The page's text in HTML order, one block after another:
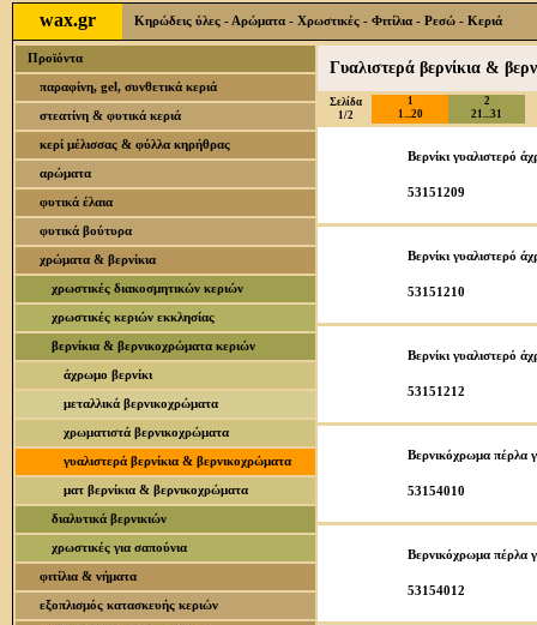
wax.gr Κηρώδεις ύλες - Αρώματα - Χρωστικές - Φιτίλια - Ρεσώ - Κεριά
Προϊόντα
παραφίνη, gel, συνθετικά κεριά
στεατίνη & φυτικά κεριά
κερί μέλισσας & φύλλα κηρήθρας
αρώματα
φυτικά έλαια
φυτικά βούτυρα
χρώματα & βερνίκια
χρωστικές διακοσμητικών κεριών
χρωστικές κεριών εκκλησίας
βερνίκια & βερνικοχρώματα κεριών
άχρωμο βερνίκι
μεταλλικά βερνικοχρώματα
χρωματιστά βερνικοχρώματα
γυαλιστερά βερνίκια & βερνικοχρώματα
ματ βερνίκια & βερνικοχρώματα
διαλυτικά βερνικιών
χρωστικές για σαπούνια
φιτίλια & νήματα
εξοπλισμός κατασκευής κεριών
Γυαλιστερά βερνίκια &
Σελίδα
1/2
1
1...20
2
21...31
Βερνίκι γυαλιστερό
53151209
Βερνίκι γυαλιστερό
53151210
Βερνίκι γυαλιστερό
53151212
Βερνικόχρωμα πέρλα
53154010
Βερνικόχρωμα πέρλα
53154012